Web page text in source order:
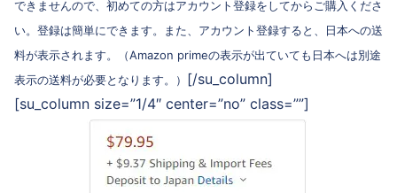
できませんので、初めての方はアカウント登録をしてからご購入くださ
い。登録は簡単にできます。また、アカウント登録すると、日本への送
料が表示されます。（Amazon primeの表示が出ていても日本へは別途
表示の送料が必要となります。） [/su_column]
[su_column size=”1/4″ center=”no” class=””]